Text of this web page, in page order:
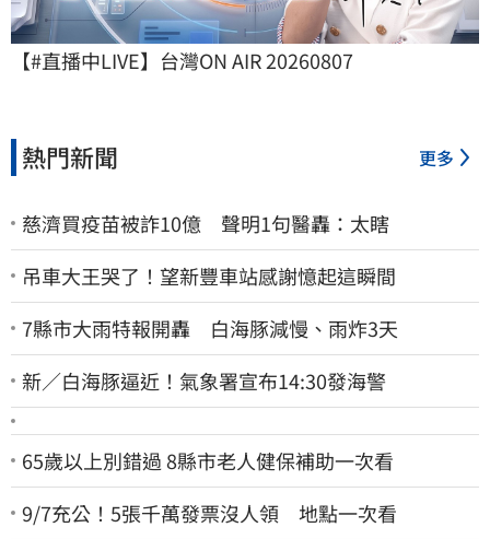
【#直播中LIVE】台灣ON AIR 20260807
熱門新聞 更多
慈濟買疫苗被詐10億 聲明1句醫轟：太瞎
吊車大王哭了！望新豐車站感謝憶起這瞬間
7縣市大雨特報開轟 白海豚減慢、雨炸3天
新／白海豚逼近！氣象署宣布14:30發海警
65歲以上別錯過 8縣市老人健保補助一次看
9/7充公！5張千萬發票沒人領 地點一次看